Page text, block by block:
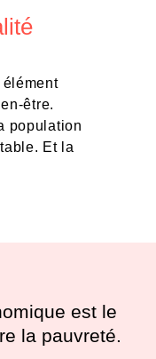
élément
être.
population
Et la
est le
la pauvreté.